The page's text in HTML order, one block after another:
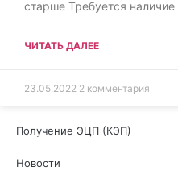
старше Требуется наличие
ЧИТАТЬ ДАЛЕЕ
23.05.2022 2 комментария
Получение ЭЦП (КЭП)
Новости